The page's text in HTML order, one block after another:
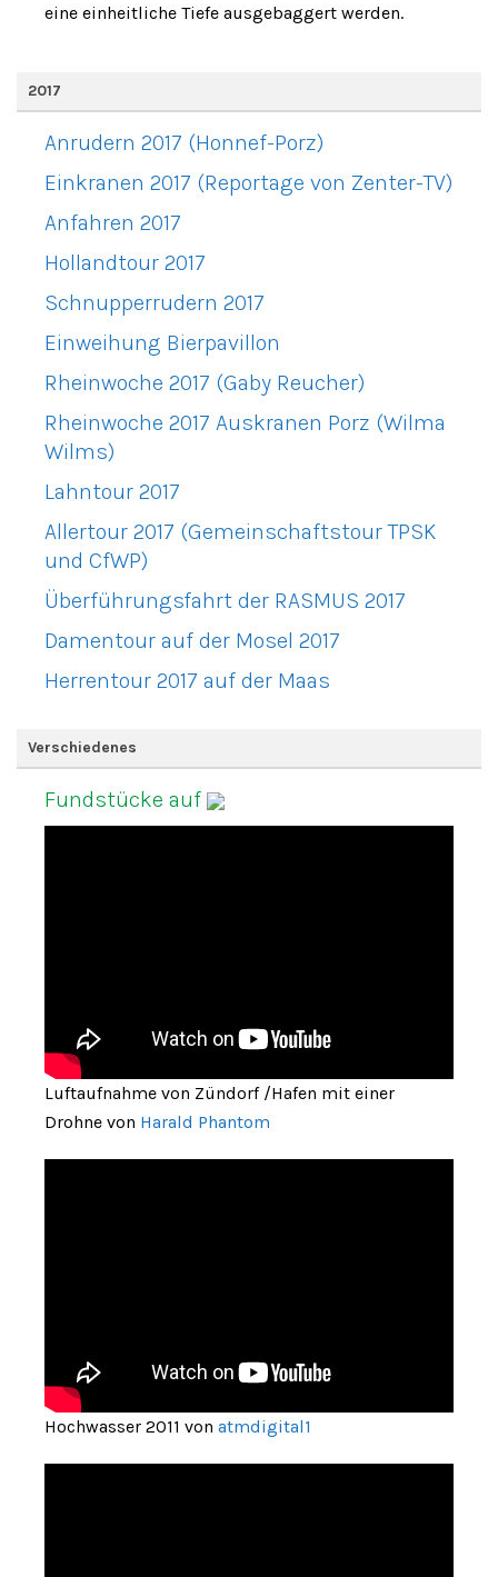
eine einheitliche Tiefe ausgebaggert werden.
2017
Anrudern 2017 (Honnef-Porz)
Einkranen 2017 (Reportage von Zenter-TV)
Anfahren 2017
Hollandtour 2017
Schnupperrudern 2017
Einweihung Bierpavillon
Rheinwoche 2017 (Gaby Reucher)
Rheinwoche 2017 Auskranen Porz (Wilma
Wilms)
Lahntour 2017
Allertour 2017 (Gemeinschaftstour TPSK
und CfWP)
Überführungsfahrt der RASMUS 2017
Damentour auf der Mosel 2017
Herrentour 2017 auf der Maas
Verschiedenes
Fundstücke auf
Luftaufnahme von Zündorf /Hafen mit einer
Drohne von Harald Phantom
Hochwasser 2011 von atmdigital1